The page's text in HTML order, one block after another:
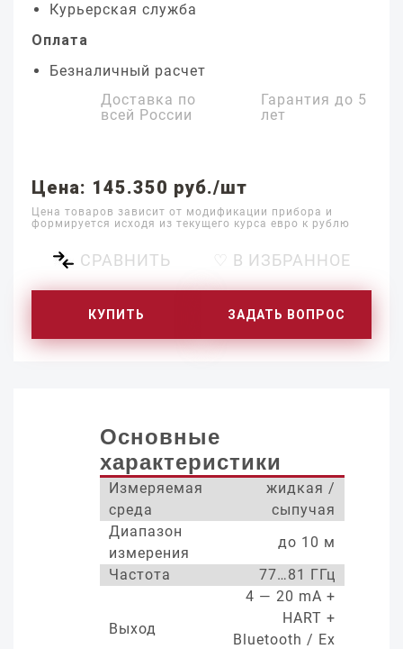
Курьерская служба
Оплата
Безналичный расчет
Доставка по
всей России
Гарантия до 5
лет
Цена: 145.350 руб./шт
Цена товаров зависит от модификации прибора и
формируется исходя из текущего курса евро к рублю
СРАВНИТЬ ♡ В ИЗБРАННОЕ
КУПИТЬ ЗАДАТЬ ВОПРОС
Основные
характеристики
Измеряемая
среда
жидкая /
сыпучая
Диапазон
измерения
до 10 м
Частота
77…81 ГГц
Выход
4 — 20 mA +
HART +
Bluetooth / Ex